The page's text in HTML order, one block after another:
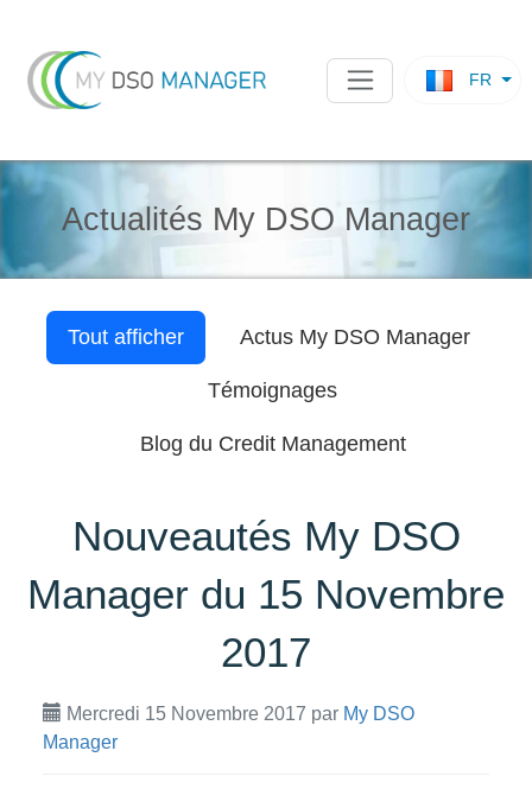
FR
Actualités My DSO Manager
Tout afficher Actus My DSO Manager
Témoignages
Blog du Credit Management
Nouveautés My DSO
Manager du 15 Novembre
2017
Mercredi 15 Novembre 2017 par My DSO
Manager